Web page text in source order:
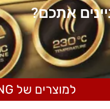
אתכם?
למוצרים של FOR EVER YOUNG